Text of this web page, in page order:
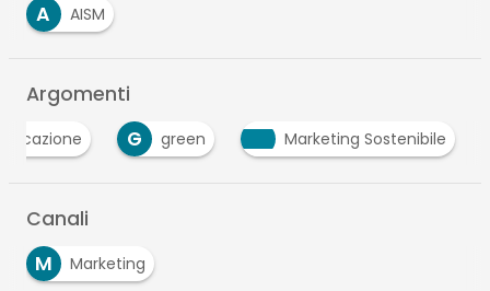
A
AISM
Argomenti
G green Marketing Sostenibile
Canali
M
Marketing